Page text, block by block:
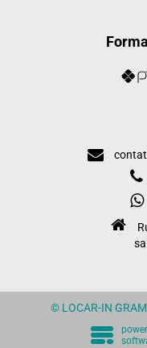
© LOCAR-IN